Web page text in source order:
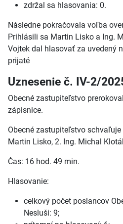
zdržal sa hlasovania: 0.
Následne pokračovala voľba
Prihlásili sa Martin Lisko a Ing.
Vojtek dal hlasovať za uvedený
prijaté
Uznesenie č. IV-2/
Obecné zastupiteľstvo
zápisnice.
Obecné zastupiteľstvo
Martin Lisko, 2. Ing. Michal
Čas: 16 hod. 49 min.
Hlasovanie:
celkový počet poslancov
Nesluši: 9;